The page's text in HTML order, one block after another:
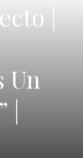
|
Un
|